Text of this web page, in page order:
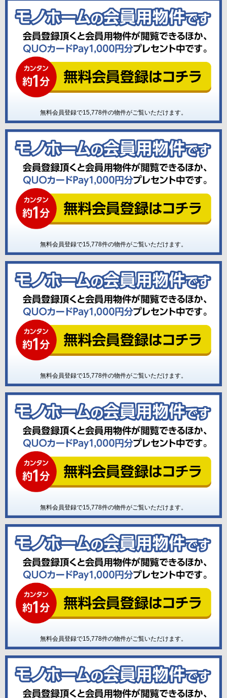
無料会員登録で15,778件の物件がご覧いただけます。
無料会員登録で15,778件の物件がご覧いただけます。
無料会員登録で15,778件の物件がご覧いただけます。
無料会員登録で15,778件の物件がご覧いただけます。
無料会員登録で15,778件の物件がご覧いただけます。